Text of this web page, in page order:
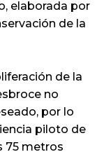
elaborada por
de la
de la
no
por lo
piloto de
75 metros